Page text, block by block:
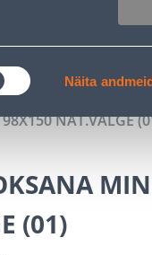
Näita
NAT.VALGE
(01)